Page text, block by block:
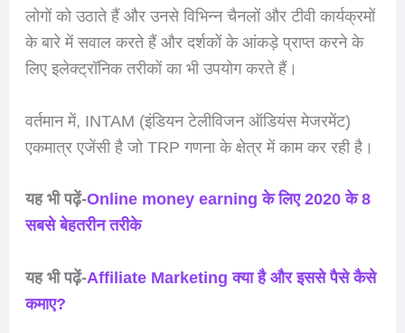
लोगों को उठाते हैं और उनसे विभिन्न चैनलों और टीवी कार्यक्रमों
के बारे में सवाल करते हैं और दर्शकों के आंकड़े प्राप्त करने के
लिए इलेक्ट्रॉनिक तरीकों का भी उपयोग करते हैं।
वर्तमान में, INTAM (इंडियन टेलीविजन ऑडियंस मेजरमेंट)
एकमात्र एजेंसी है जो TRP गणना के क्षेत्र में काम कर रही है।
यह भी पढ़ें-Online money earning के लिए 2020 के 8
सबसे बेहतरीन तरीके
यह भी पढ़ें-Affiliate Marketing क्या है और इससे पैसे कैसे
कमाए?